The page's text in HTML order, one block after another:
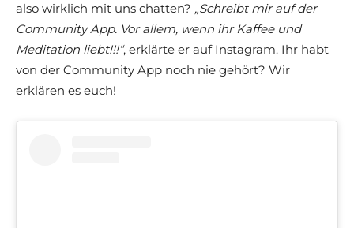
also wirklich mit uns chatten? „Schreibt mir auf der
Community App. Vor allem, wenn ihr Kaffee und
Meditation liebt!!!“, erklärte er auf Instagram. Ihr habt
von der Community App noch nie gehört? Wir
erklären es euch!